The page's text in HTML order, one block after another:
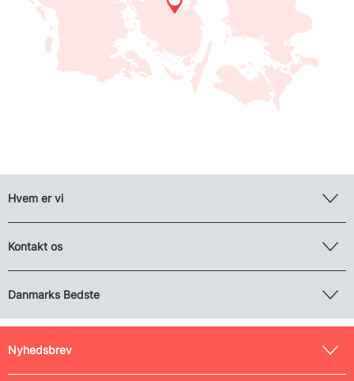
Hvem er vi
Kontakt os
Danmarks Bedste
Nyhedsbrev